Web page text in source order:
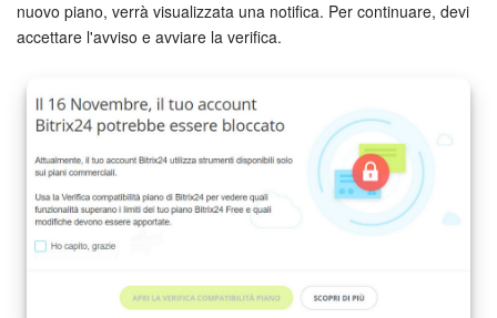
Webmail
Incarichi e progetti
Progetti IA
CRM
Prenotazione online
nuovo piano, verrà visualizzata una notifica. Per continuare, devi
accettare l'avviso e avviare la verifica.